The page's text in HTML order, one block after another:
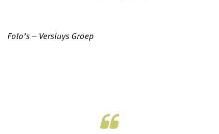
Foto’s – Versluys Groep